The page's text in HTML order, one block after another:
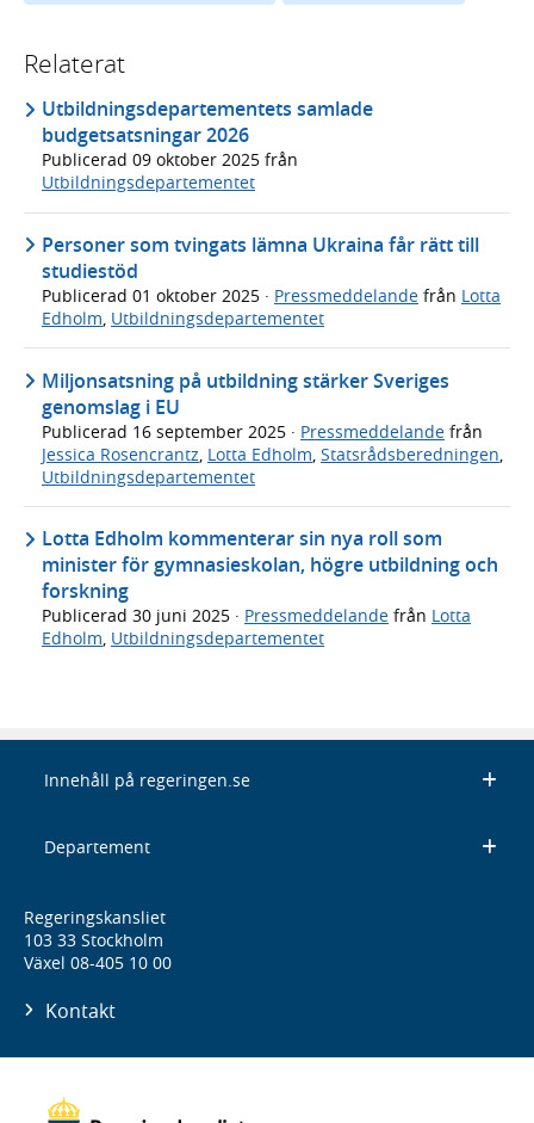
Relaterat
Utbildningsdepartementets samlade
budgetsatsningar 2026
Publicerad 09 oktober 2025 från
Utbildningsdepartementet
Personer som tvingats lämna Ukraina får rätt till
studiestöd
Publicerad 01 oktober 2025 · Pressmeddelande från Lotta
Edholm, Utbildningsdepartementet
Miljonsatsning på utbildning stärker Sveriges
genomslag i EU
Publicerad 16 september 2025 · Pressmeddelande från
Jessica Rosencrantz Lotta Edholm Statsrådsberedningen
Utbildningsdepartementet
Lotta Edholm kommenterar sin nya roll som
minister för gymnasieskolan, högre utbildning och
forskning
Publicerad 30 juni 2025 · Pressmeddelande från Lotta
Edholm, Utbildningsdepartementet
Innehåll på regeringen.se
Departement
Regeringskansliet
103 33 Stockholm
Växel 08-405 10 00
Kontakt